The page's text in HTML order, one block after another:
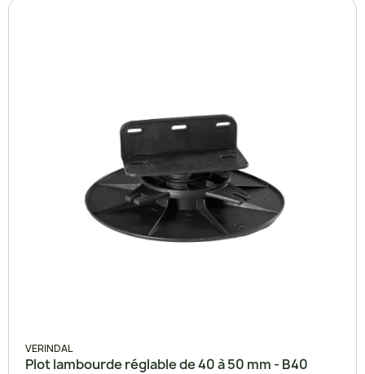
VERINDAL
Plot lambourde réglable de 40 à 50 mm - B40